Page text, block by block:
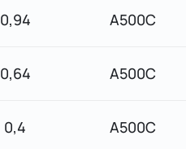
0,94 А500С
0,64 А500С
0,4 А500С